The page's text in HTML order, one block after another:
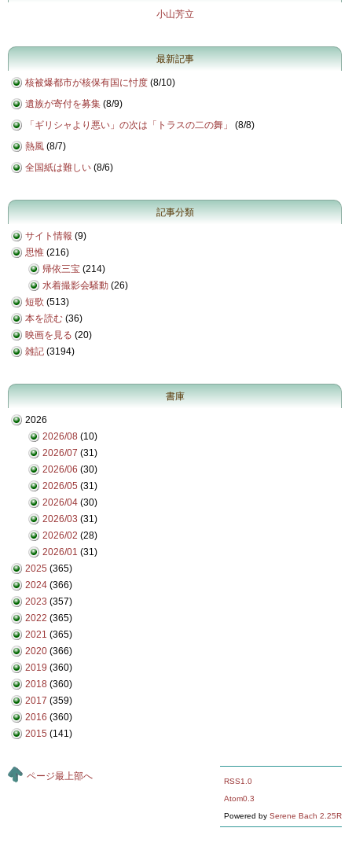
小山芳立
最新記事
核被爆都市が核保有国に忖度 (8/10)
遺族が寄付を募集 (8/9)
「ギリシャより悪い」の次は「トラスの二の舞」
(8/8)
熱風 (8/7)
全国紙は難しい (8/6)
記事分類
サイト情報 (9)
思惟 (216)
帰依三宝 (214)
水着撮影会騒動 (26)
短歌 (513)
本を読む (36)
映画を見る (20)
雑記 (3194)
書庫
2026
2026/08 (10)
2026/07 (31)
2026/06 (30)
2026/05 (31)
2026/04 (30)
2026/03 (31)
2026/02 (28)
2026/01 (31)
2025 (365)
2024 (366)
2023 (357)
2022 (365)
2021 (365)
2020 (366)
2019 (360)
2018 (360)
2017 (359)
2016 (360)
2015 (141)
RSS1.0
Atom0.3
Powered by Serene Bach 2.25R
ページ最上部へ